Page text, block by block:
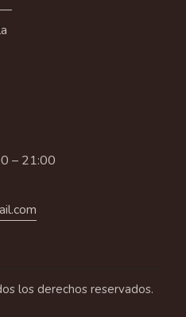
—
– 21:00
los derechos reservados.